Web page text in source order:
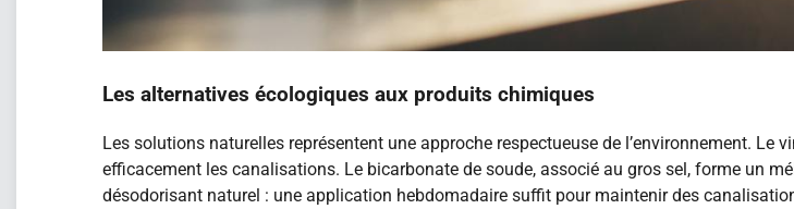
Les alternatives écologiques aux produits chimiques
Les solutions naturelles représentent une approche respectueuse de l’environnement. Le
efficacement les canalisations. Le bicarbonate de soude, associé au gros sel, forme un
désodorisant naturel : une application hebdomadaire suffit pour maintenir des